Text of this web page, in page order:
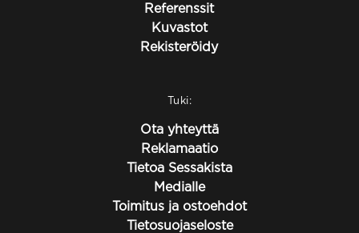
Referenssit
Kuvastot
Rekisteröidy
Tuki:
Ota yhteyttä
Reklamaatio
Tietoa Sessakista
Medialle
Toimitus ja ostoehdot
Tietosuojaseloste